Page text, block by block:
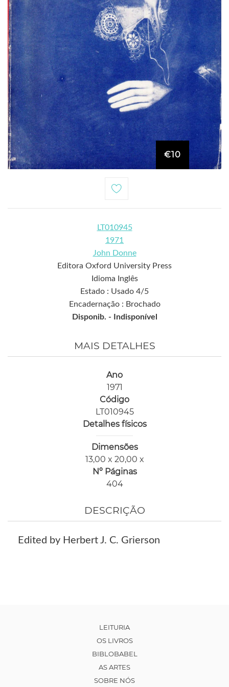
€10
LT010945
1971
John Donne
Editora Oxford University Press
Idioma Inglês
Estado : Usado 4/5
Encadernação : Brochado
Disponib. -
Indisponível
MAIS DETALHES
Ano
1971
Código
LT010945
Detalhes físicos
Dimensões
13,00 x 20,00 x
Nº Páginas
404
DESCRIÇÃO
Edited by Herbert J. C. Grierson
LEITURIA
OS LIVROS
BIBLOBABEL
AS ARTES
SOBRE NÓS